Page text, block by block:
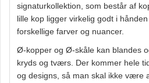
signaturkollektion, som består af
lille kop ligger virkelig godt i
forskellige farver og nuancer.
Ø-kopper og Ø-skåle kan blandes
kryds og tværs. Der kommer hele
og designs, så man skal ikke være